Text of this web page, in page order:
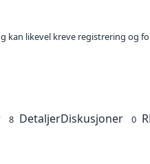
kan likevel kreve registrering og
8 DetaljerDiskusjoner 0